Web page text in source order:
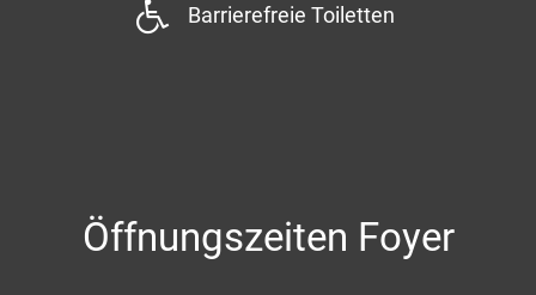
Barrierefreie Toiletten
Öffnungszeiten Foyer